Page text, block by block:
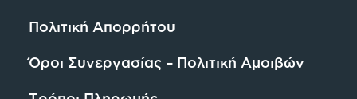
Πολιτική Απορρήτου
Όροι Συνεργασίας – Πολιτική Αμοιβών